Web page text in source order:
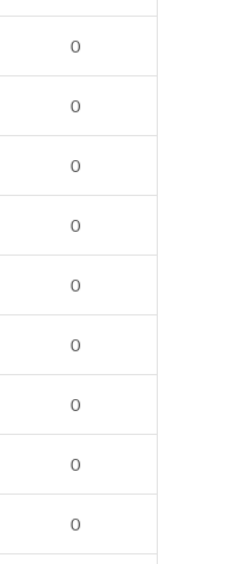
0
0
0
0
0
0
0
0
0